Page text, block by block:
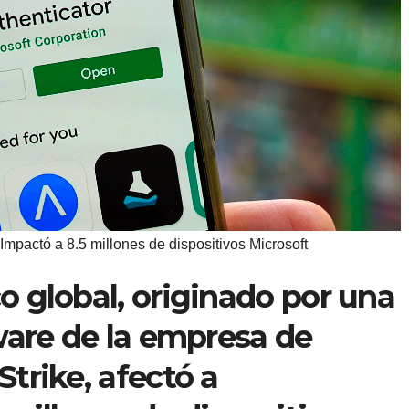
a 8.5 millones de dispositivos Microsoft
global, originado por una
de la empresa de
afectó a